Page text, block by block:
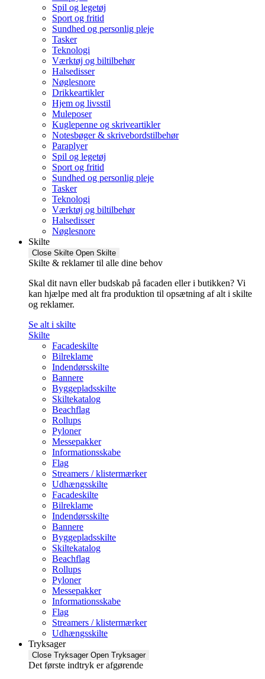
Spil og legetøj
Sport og fritid
Sundhed og personlig pleje
Tasker
Teknologi
Værktøj og biltilbehør
Halsedisser
Nøglesnore
Drikkeartikler
Hjem og livsstil
Muleposer
Kuglepenne og skriveartikler
Notesbøger & skrivebordstilbehør
Paraplyer
Spil og legetøj
Sport og fritid
Sundhed og personlig pleje
Tasker
Teknologi
Værktøj og biltilbehør
Halsedisser
Nøglesnore
Skilte
Close Skilte Open Skilte
Skilte & reklamer til alle dine behov
Skal dit navn eller budskab på facaden eller i butikken? Vi
kan hjælpe med alt fra produktion til opsætning af alt i skilte
og reklamer.
Se alt i skilte
Skilte
Facadeskilte
Bilreklame
Indendørsskilte
Bannere
Byggepladsskilte
Skiltekatalog
Beachflag
Rollups
Pyloner
Messepakker
Informationsskabe
Flag
Streamers / klistermærker
Udhængsskilte
Facadeskilte
Bilreklame
Indendørsskilte
Bannere
Byggepladsskilte
Skiltekatalog
Beachflag
Rollups
Pyloner
Messepakker
Informationsskabe
Flag
Streamers / klistermærker
Udhængsskilte
Tryksager
Close Tryksager Open Tryksager
Det første indtryk er afgørende